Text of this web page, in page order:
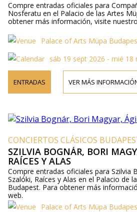
Compre entradas oficiales para
Nosferatu en el Palacio de las Artes
obtener más información, visite
Palace of Arts Müpa
sáb 19 sept 2026 - mié 18
ENTRADAS VER MÁS
CONCIERTOS CLÁSICOS
SZILVIA BOGNÁR, BORI
RAÍCES Y ALAS
Compre entradas oficiales para Szilvia
Szalóki, Raíces y Alas en el Palacio de
Budapest. Para obtener más
web.
Palace of Arts Müpa